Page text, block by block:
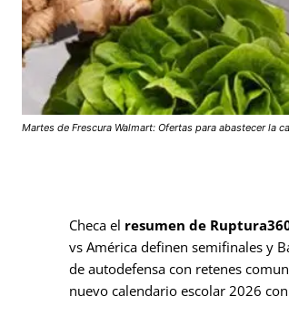
Martes de Frescura Walmart: Ofertas para abastecer la
Checa el resumen de
vs América definen semifinales y
de autodefensa con retenes
nuevo calendario escolar 2026